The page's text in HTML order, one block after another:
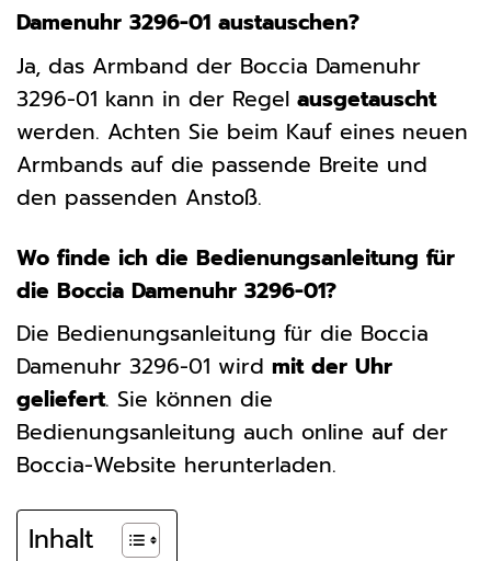
Damenuhr 3296-01 austauschen?
Ja, das Armband der Boccia Damenuhr
3296-01 kann in der Regel ausgetauscht
werden. Achten Sie beim Kauf eines neuen
Armbands auf die passende Breite und
den passenden Anstoß.
Wo finde ich die Bedienungsanleitung für
die Boccia Damenuhr 3296-01?
Die Bedienungsanleitung für die Boccia
Damenuhr 3296-01 wird mit der Uhr
geliefert. Sie können die
Bedienungsanleitung auch online auf der
Boccia-Website herunterladen.
Inhalt